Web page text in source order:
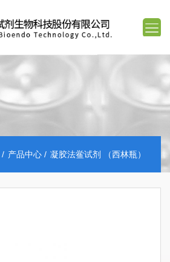
产品中心 凝胶法鲎试剂 （西林瓶）